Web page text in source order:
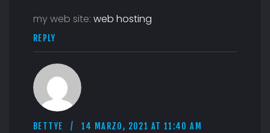
my web site: web hosting
REPLY
BETTYE 14 MARZO, 2021 AT 11:40 AM